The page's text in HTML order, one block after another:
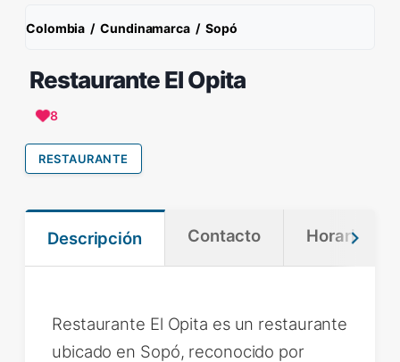
Colombia / Cundinamarca / Sopó
Restaurante El Opita
8
RESTAURANTE
Descripción Contacto Horario
Restaurante El Opita es un restaurante
ubicado en Sopó, reconocido por